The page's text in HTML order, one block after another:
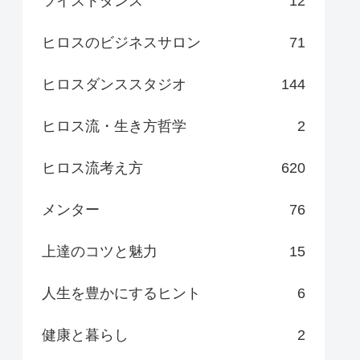
ヒロスのビジネスサロン 71
ヒロスダンススタジオ 144
ヒロス流・生き方哲学 2
ヒロス流考え方 620
メンター 76
上達のコツと魅力 15
人生を豊かにするヒント 6
健康と暮らし 2